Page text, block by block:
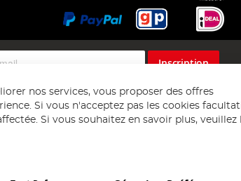
Inscription
nos services, vous proposer des offres
Si vous n'acceptez pas les cookies
Si vous souhaitez en savoir plus, veuillez